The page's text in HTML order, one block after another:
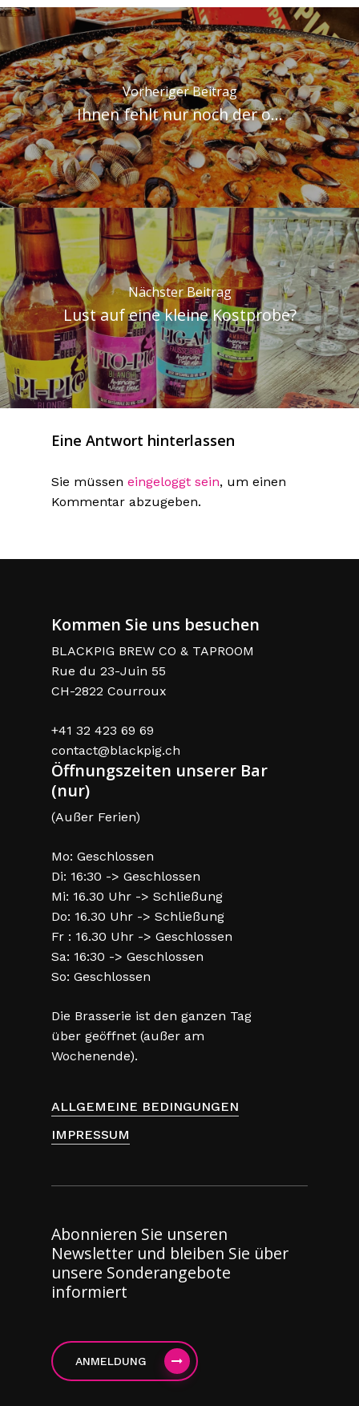
Vorheriger Beitrag
Ihnen fehlt nur noch der o...
Nächster Beitrag
Lust auf eine kleine Kostprobe?
Eine Antwort hinterlassen
Sie müssen eingeloggt sein, um einen
Kommentar abzugeben.
Kommen Sie uns besuchen
BLACKPIG BREW CO & TAPROOM
Rue du 23-Juin 55
CH-2822 Courroux
+41 32 423 69 69
contact@blackpig.ch
Öffnungszeiten unserer Bar
(nur)
(Außer Ferien)
Mo: Geschlossen
Di: 16:30 -> Geschlossen
Mi: 16.30 Uhr -> Schließung
Do: 16.30 Uhr -> Schließung
Fr : 16.30 Uhr -> Geschlossen
Sa: 16:30 -> Geschlossen
So: Geschlossen
Die Brasserie ist den ganzen Tag
über geöffnet (außer am
Wochenende).
ALLGEMEINE BEDINGUNGEN
IMPRESSUM
Abonnieren Sie unseren
Newsletter und bleiben Sie über
unsere Sonderangebote
informiert
ANMELDUNG